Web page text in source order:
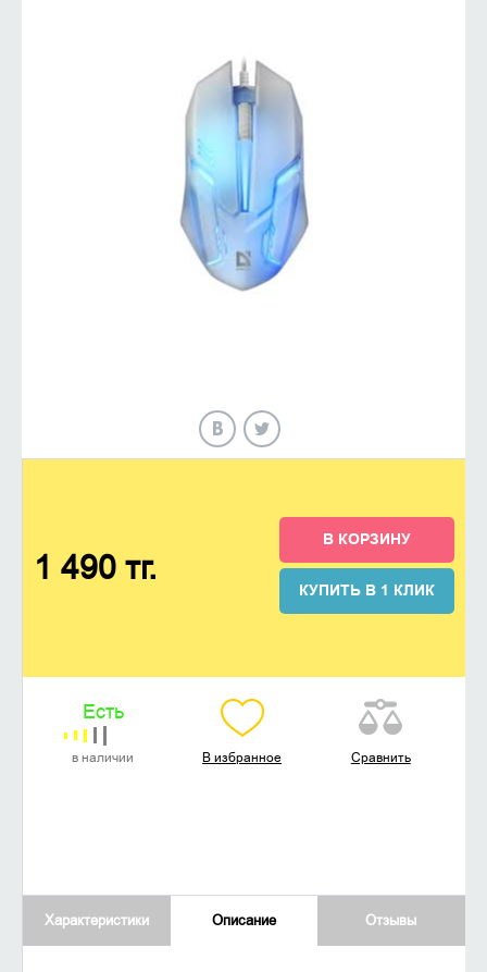
1 490 тг.
В КОРЗИНУ
КУПИТЬ В 1 КЛИК
Есть
в наличии В избранное Сравнить
Характеристики Описание Отзывы